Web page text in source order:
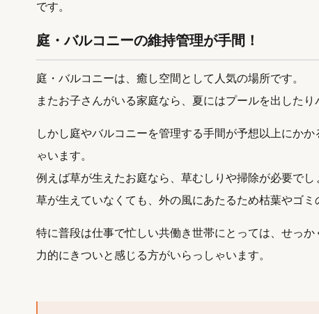
です。
庭・バルコニーの維持管理が手間！
庭・バルコニーは、癒し空間として人気の場所です。
またお子さんがいる家庭なら、夏にはプールを出した
しかし庭やバルコニーを管理する手間が予想以上にか
ゃいます。
例えば草が生えたお庭なら、草むしりや掃除が必要でし
草が生えていなくても、外の風にあたるため枯葉やゴミ
特に普段は仕事で忙しい共働き世帯にとっては、せっ
力的にきついと感じる方がいらっしゃいます。